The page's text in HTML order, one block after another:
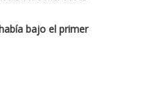
bajo el primer